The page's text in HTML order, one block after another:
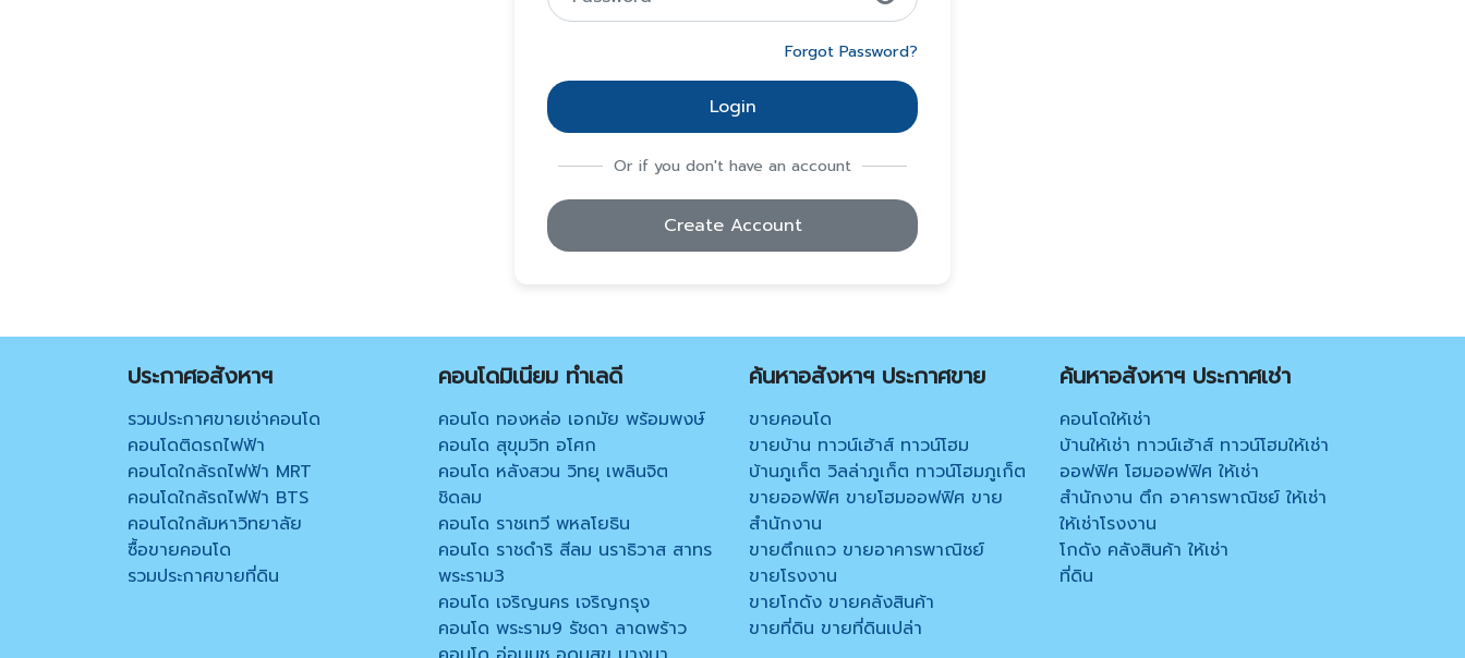
Forgot Password?
Login
Or if you don't have an account
Create Account
ประกาศอสังหาฯ
รวมประกาศขายเช่าคอนโด
คอนโดติดรถไฟฟ้า
คอนโดใกล้รถไฟฟ้า MRT
คอนโดใกล้รถไฟฟ้า BTS
คอนโดใกล้มหาวิทยาลัย
ซื้อขายคอนโด
รวมประกาศขายที่ดิน
คอนโดมิเนียม ทำเลดี
คอนโด ทองหล่อ เอกมัย พร้อมพงษ์
คอนโด สุขุมวิท อโศก
คอนโด หลังสวน วิทยุ เพลินจิต
ชิดลม
คอนโด ราชเทวี พหลโยธิน
คอนโด ราชดำริ สีลม นราธิวาส สาทร
พระราม3
คอนโด เจริญนคร เจริญกรุง
คอนโด พระราม9 รัชดา ลาดพร้าว
ค้นหาอสังหาฯ ประกาศขาย
ขายคอนโด
ขายบ้าน ทาวน์เฮ้าส์ ทาวน์โฮม
บ้านภูเก็ต วิลล่าภูเก็ต ทาวน์โฮมภูเก็ต
ขายออฟฟิศ ขายโฮมออฟฟิศ ขาย
สำนักงาน
ขายตึกแถว ขายอาคารพาณิชย์
ขายโรงงาน
ขายโกดัง ขายคลังสินค้า
ขายที่ดิน ขายที่ดินเปล่า
ค้นหาอสังหาฯ ประกาศเช่า
คอนโดให้เช่า
บ้านให้เช่า ทาวน์เฮ้าส์ ทาวน์โฮมให้เช่า
ออฟฟิศ โฮมออฟฟิศ ให้เช่า
สำนักงาน ตึก อาคารพาณิชย์ ให้เช่า
ให้เช่าโรงงาน
โกดัง คลังสินค้า ให้เช่า
ที่ดิน